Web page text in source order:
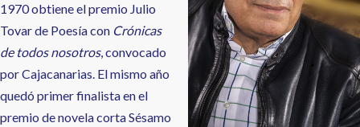
1970 obtiene el premio Julio
Tovar de Poesía con Crónicas
de todos nosotros, convocado
por Cajacanarias. El mismo año
quedó primer finalista en el
premio de novela corta Sésamo